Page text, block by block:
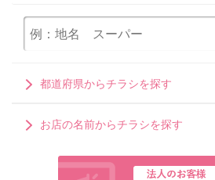
都道府県からチラシを探す
お店の名前からチラシを探す